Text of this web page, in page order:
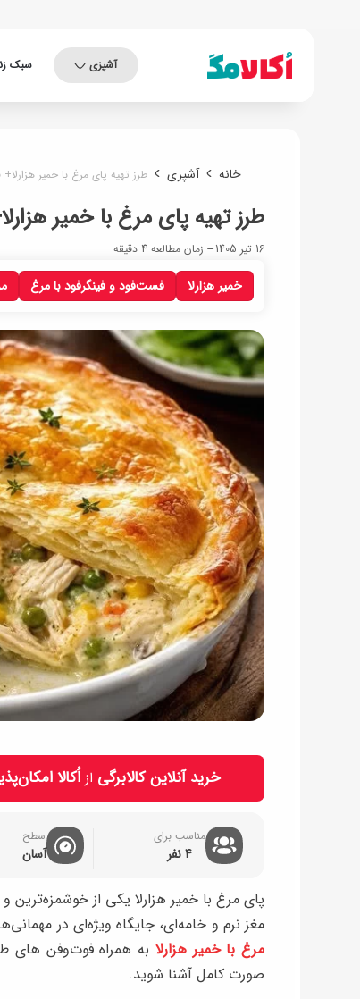
آشپزی سبک
خانه آشپزی طرز تهیه پای مرغ با خمیر
خمیر هزارلا فست‌فود و فینگرفود با مرغ
طرز تهیه پای مرغ با خمیر
16 تیر 1405 زمان مطالعه 4 دقیقه
خرید آنلاین کالابرگی ازاُکالا
مناسب برای
4 نفر
سطح
آسان
پای مرغ با خمیر هزارلا یکی از
مغز نرم و خامه‌ای، جایگاه ویژه‌ای در
مرغ با خمیر هزارلا به همراه فوت‌وفن‌ های
صورت کامل آشنا شوید.